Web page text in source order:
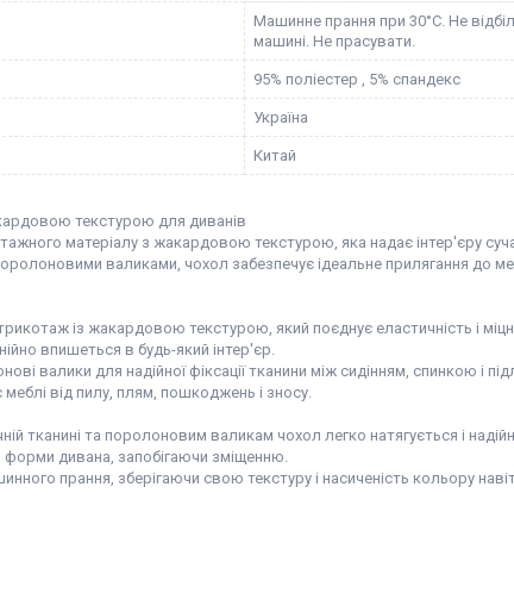
Машинне прання при 30°C. Не
машині. Не прасувати.
95% поліестер , 5% спандекс
Україна
Китай
текстурою для диванів
матеріалу з жакардовою текстурою, яка надає інтер'єру
валиками, чохол забезпечує ідеальне прилягання до
із жакардовою текстурою, який поєднує еластичність і
впишеться в будь-який інтер'єр.
валики для надійної фіксації тканини між сидінням, спинкою і
від пилу, плям, пошкоджень і зносу.
тканині та поролоновим валикам чохол легко натягується і
форми дивана, запобігаючи зміщенню.
прання, зберігаючи свою текстуру і насиченість кольору